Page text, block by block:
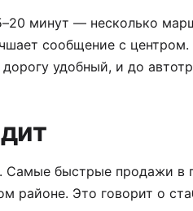
минут — несколько
сообщение с центром.
удобный, и до
Самые быстрые продажи в
районе. Это говорит о